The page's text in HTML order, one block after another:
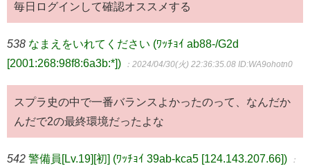
毎日ログインして確認オススメする
538 なまえをいれてください (ﾜｯﾁｮｲ ab88-/G2d
[2001:268:98f8:6a3b:*])
：2024/04/30(火) 22:36:35.08 ID:WA9ohotn0
スプラ史の中で一番バランスよかったのって、なんだか
んだで2の最終環境だったよな
542 警備員[Lv.19][初] (ﾜｯﾁｮｲ 39ab-kca5 [124.143.207.66]) ：